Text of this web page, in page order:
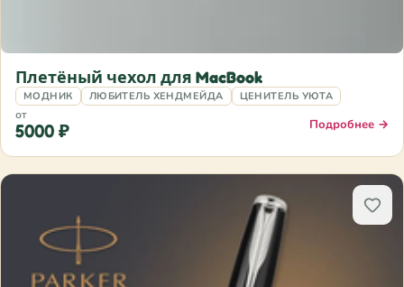
Плетёный чехол для MacBook
МОДНИК ЛЮБИТЕЛЬ ХЕНДМЕЙДА ЦЕНИТЕЛЬ УЮТА
от
5000 ₽ Подробнее →